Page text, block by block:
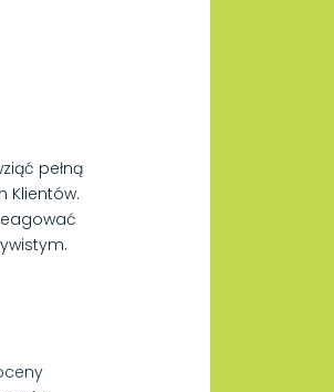
pełną
Klientów.